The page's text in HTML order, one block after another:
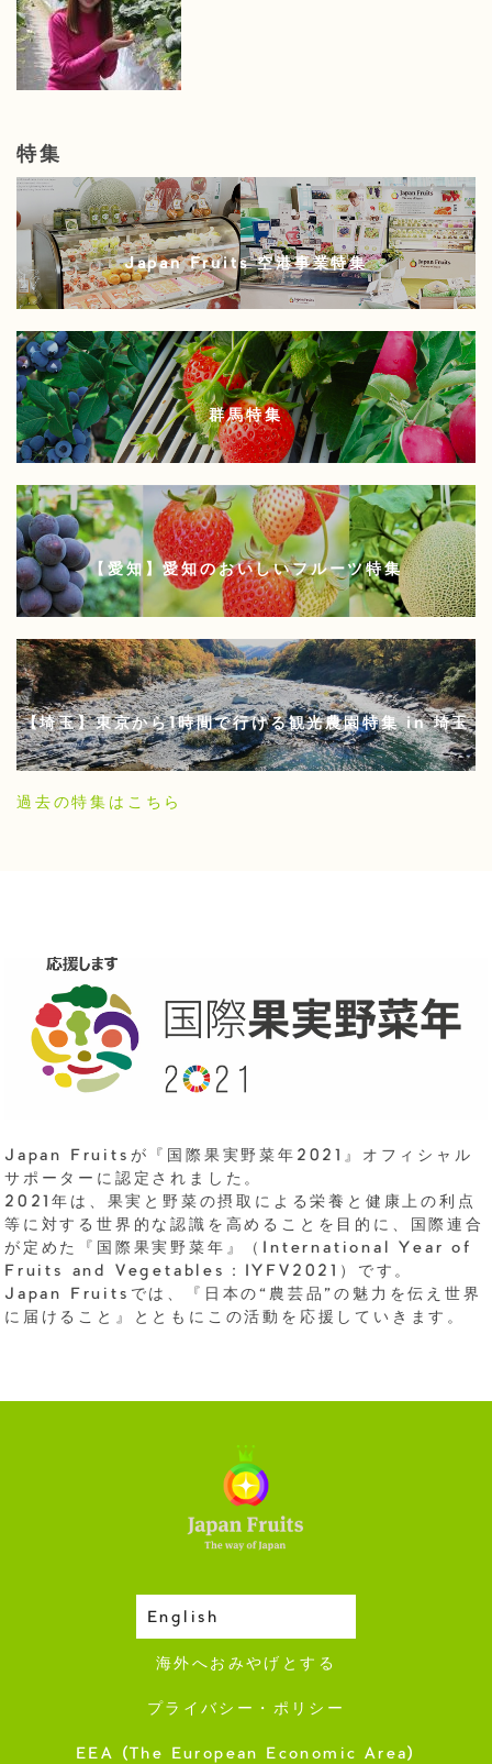
特集
Japan Fruits 空港事業特集
群馬特集
【愛知】愛知のおいしいフルーツ特集
【埼玉】東京から1時間で行ける観光農園特集 in 埼玉
過去の特集はこちら
Japan Fruitsが『国際果実野菜年2021』オフィシャル
サポーターに認定されました。
2021年は、果実と野菜の摂取による栄養と健康上の利点
等に対する世界的な認識を高めることを目的に、国際連合
が定めた『国際果実野菜年』（International Year of
Fruits and Vegetables：IYFV2021）です。
Japan Fruitsでは、『日本の“農芸品”の魅力を伝え世界
に届けること』とともにこの活動を応援していきます。
English収穫カレンダー
海外へおみやげとする
プライバシー・ポリシー
EEA (The European Economic Area)